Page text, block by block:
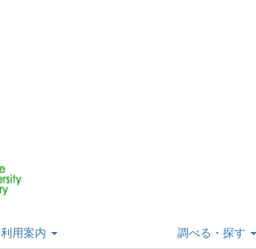
利用案内 調べる・探す